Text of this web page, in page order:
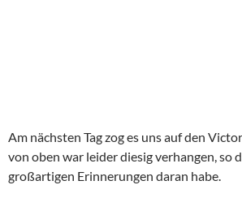
Am nächsten Tag zog es uns auf den
von oben war leider diesig verhangen, so
großartigen Erinnerungen daran habe.